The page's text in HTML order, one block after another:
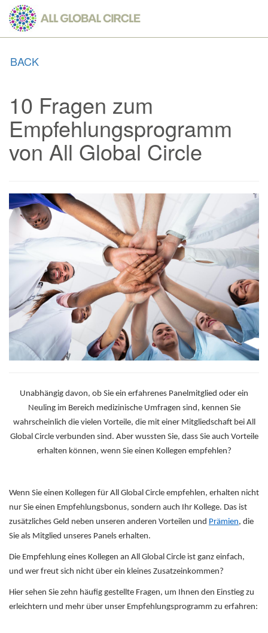
Skip
main
content
BACK
10 Fragen zum
Empfehlungsprogramm
von All Global Circle
Unabhängig davon, ob Sie ein erfahrenes Panelmitglied oder ein
Neuling im Bereich medizinische Umfragen sind, kennen Sie
wahrscheinlich die vielen Vorteile, die mit einer Mitgliedschaft bei All
Global Circle verbunden sind. Aber wussten Sie, dass Sie auch Vorteile
erhalten können, wenn Sie einen Kollegen empfehlen?
Wenn Sie einen Kollegen für All Global Circle empfehlen, erhalten nicht
nur Sie einen Empfehlungsbonus, sondern auch Ihr Kollege. Das ist
zusätzliches Geld neben unseren anderen Vorteilen und Prämien, die
Sie als Mitglied unseres Panels erhalten.
Die Empfehlung eines Kollegen an All Global Circle ist ganz einfach,
und wer freut sich nicht über ein kleines Zusatzeinkommen?
Hier sehen Sie zehn häufig gestellte Fragen, um Ihnen den Einstieg zu
erleichtern und mehr über unser Empfehlungsprogramm zu erfahren: